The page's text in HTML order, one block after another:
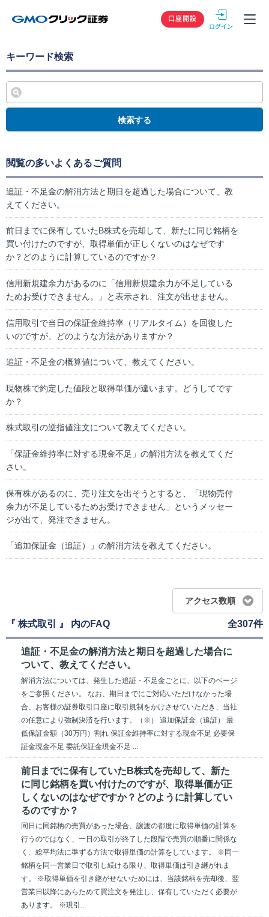
GMOクリック
口座開設
キーワード検索
検索する
閲覧の多いよくあるご質問
追証・不足金の解消方法と期日を超過した場合について、教
えてください。
前日までに保有していたB株式を売却して、新たに同じ銘柄を
買い付けたのですが、取得単価が正しくないのはなぜです
か？どのように計算しているのですか？
信用新規建余力があるのに「信用新規建余力が不足している
ためお受けできません。」と表示され、注文が出せません。
信用取引で当日の保証金維持率（リアルタイム）を回復した
いのですが、どのような方法がありますか？
追証・不足金の概算値について、教えてください。
現物株で約定した値段と取得単価が違います。どうしてです
か？
株式取引の逆指値注文について教えてください。
「保証金維持率に対する現金不足」の解消方法を教えてくだ
さい。
保有株があるのに、売り注文を出そうとすると、「現物売付
余力が不足しているためお受けできません」というメッセー
ジが出て、発注できません。
「追加保証金（追証）」の解消方法を教えてください。
アクセス数順
『 株式取引 』 内のFAQ 全307件
追証・不足金の解消方法と期日を超過した場合に
ついて、教えてください。
解消方法については、発生した追証・不足金ごとに、以下のページ
をご参照ください。 なお、期日までにご対応いただけなかった場
合、お客様の証券取引口座に取引規制をかけさせていただき、当社
の任意により強制決済を行います。（※） 追加保証金（追証） 最
低保証金額（30万円）割れ 保証金維持率に対する現金不足 必要保
証金現金不足 委託保証金現金不足 ...
前日までに保有していたB株式を売却して、新た
に同じ銘柄を買い付けたのですが、取得単価が正
しくないのはなぜですか？どのように計算してい
るのですか？
同日に同銘柄の売買があった場合、譲渡の都度に取得単価の計算を
行うのではなく、一日の取引が終了した段階で売買の順番に関係な
く、総平均法に準ずる方法で取得単価の計算をしています。 ※同一
銘柄を同一営業日で取引し続ける限り、取得単価は引き継がれま
す。 ※取得単価を引き継がせないためには、当該銘柄を売却後、翌
営業日以降にあらためて買注文を発注し、保有していただく必要が
あります。 ※現引...